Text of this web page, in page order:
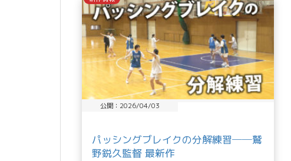
公開：2026/04/03
パッシングブレイクの分解練習──鷲
野鋭久監督 最新作